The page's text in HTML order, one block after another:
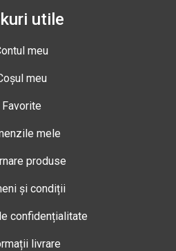
utile
meu
meu
Favorite
mele
produse
și condiții
confidențialitate
livrare